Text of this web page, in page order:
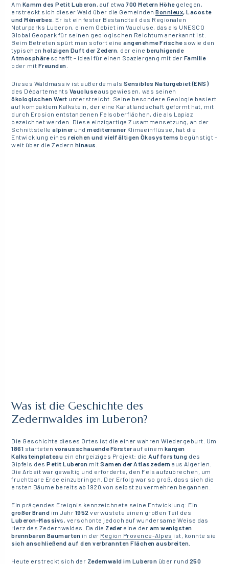
Am Kamm des Petit Luberon, auf etwa700 Metern Höhegelegen,
erstreckt sich dieser Wald über die GemeindenBonnieux, Lacoste
und Ménerbes . Er ist ein fester Bestandteil des Regionalen
Naturparks Luberon, einem Gebiet im Vaucluse, das als UNESCO
Global Geopark für seinen geologischen Reichtum anerkannt ist.
Beim Betreten spürt man sofort eineangenehme Frischesowie den
typischenholzigen Duft der Zedern, der eine beruhigende
Atmosphäreschafft – ideal für einen Spaziergang mit der Familie
oder mit Freunden
Dieses Waldmassiv ist außerdem als Sensibles Naturgebiet (ENS)
des Départements Vaucluseausgewiesen, was seinen
ökologischen Wert unterstreicht. Seine besondere Geologie basiert
auf kompaktem Kalkstein, der eine Karstlandschaft geformt hat, mit
durch Erosion entstandenen Felsoberflächen, die als Lapiaz
bezeichnet werden. Diese einzigartige Zusammensetzung, an der
SchnittstellealpinerundmediterranerKlimaeinflüsse, hat die
Entwicklung eines reichen und vielfältigen Ökosystems begünstigt –
weit über die Zedern hinaus.
Was ist die Geschichte des
Zedernwaldes im Luberon?
Die Geschichte dieses Ortes ist die einer wahren Wiedergeburt. Um
1861 starteten vorausschauende Försterauf einem kargen
Kalksteinplateau ein ehrgeiziges Projekt: dieAufforstung des
Gipfels desPetit Luberon mitSamen der Atlaszedern aus Algerien.
Die Arbeit war gewaltig und erforderte, den Fels aufzubrechen, um
fruchtbare Erde einzubringen. Der Erfolg war so groß, dass sich die
ersten Bäume bereits ab 1920 von selbst zu vermehren begannen.
Ein prägendes Ereignis kennzeichnete seine Entwicklung: Ein
großer Brand im Jahr 1952 verwüstete einen großen Teil des
Luberon-Massivs, verschonte jedoch auf wundersame Weise das
Herz des Zedernwaldes. Da die Zedereine der am wenigsten
brennbaren Baumarten in der Region Provence-Alpes ist, konnte sie
sich anschließend auf den verbrannten Flächen ausbreiten.
Heute erstreckt sich der Zedernwald im Luberon über rund 250